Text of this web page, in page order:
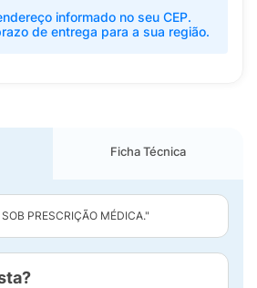
informado no seu CEP.
de entrega para a sua região.
Ficha Técnica
PRESCRIÇÃO MÉDICA."